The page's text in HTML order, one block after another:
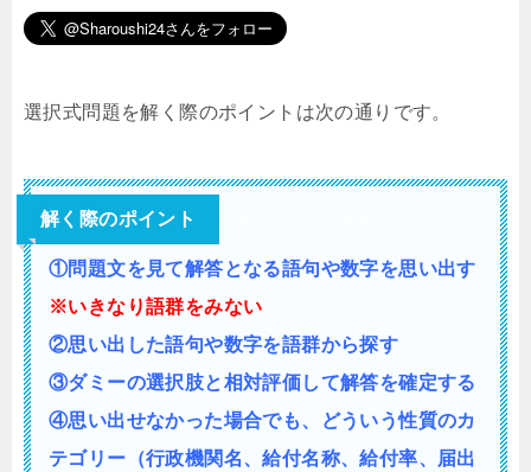
選択式問題を解く際のポイントは次の通りです。
解く際のポイント
①問題文を見て解答となる語句や数字を思い出す
※いきなり語群をみない
②思い出した語句や数字を語群から探す
③ダミーの選択肢と相対評価して解答を確定する
④思い出せなかった場合でも、どういう性質のカ
テゴリー（行政機関名、給付名称、給付率、届出